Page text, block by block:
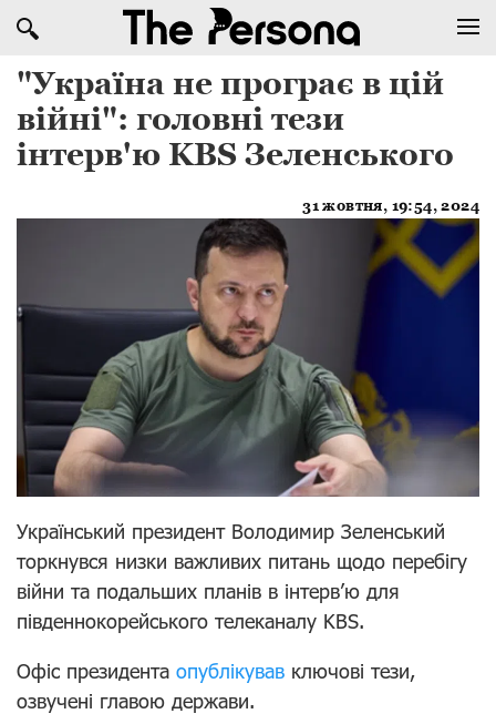
"Україна не програє в цій
війні": головні тези
інтерв'ю KBS Зеленського
31 жовтня, 19:54, 2024
Український президент Володимир Зеленський
торкнувся низки важливих питань щодо перебігу
війни та подальших планів в інтерв’ю для
південнокорейського телеканалу KBS.
Офіс президента опублікував ключові тези,
озвучені главою держави.